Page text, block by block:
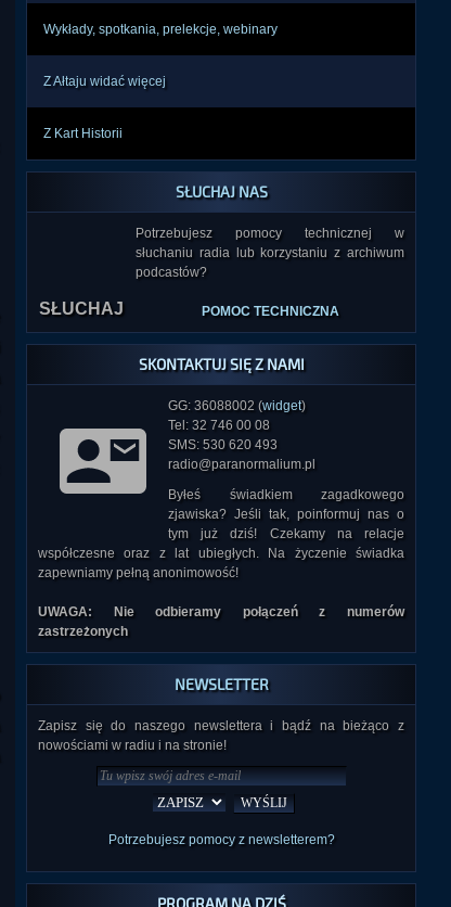
Wykłady, spotkania, prelekcje, webinary
Z Ałtaju widać więcej
Z Kart Historii
SŁUCHAJ NAS
SŁUCHAJ
Potrzebujesz pomocy technicznej w
słuchaniu radia lub korzystaniu z archiwum
podcastów?
POMOC TECHNICZNA
SKONTAKTUJ SIĘ Z NAMI
GG: 36088002 (widget)
Tel: 32 746 00 08
SMS: 530 620 493
radio@paranormalium.pl
Byłeś świadkiem zagadkowego
zjawiska? Jeśli tak, poinformuj nas o
tym już dziś! Czekamy na relacje
współczesne oraz z lat ubiegłych. Na życzenie świadka
zapewniamy pełną anonimowość!
UWAGA: Nie odbieramy połączeń z numerów
zastrzeżonych
NEWSLETTER
Zapisz się do naszego newslettera i bądź na bieżąco z
nowościami w radiu i na stronie!
Potrzebujesz pomocy z newsletterem?
PROGRAM NA DZIŚ